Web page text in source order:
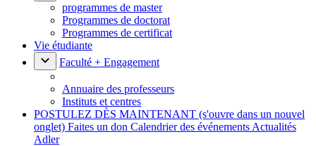
programmes de master
Programmes de doctorat
Programmes de certificat
Vie étudiante
Faculté + Engagement
Annuaire des professeurs
Instituts et centres
POSTULEZ DÈS MAINTENANT (s'ouvre dans un nouvel
onglet) Faites un don Calendrier des événements Actualités
Adler